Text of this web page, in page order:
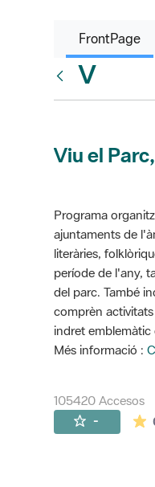
FrontPage
V
Viu el
Programa
ajuntaments de
literàries,
període de l'any,
del parc. També
comprèn
indret emblemàtic
Més informació :
105420 Accesos
-